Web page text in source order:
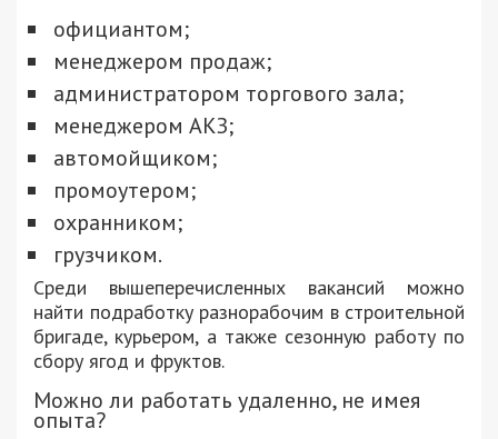
официантом;
менеджером продаж;
администратором торгового зала;
менеджером АКЗ;
автомойщиком;
промоутером;
охранником;
грузчиком.
Среди вышеперечисленных вакансий можно
найти подработку разнорабочим в строительной
бригаде, курьером, а также сезонную работу по
сбору ягод и фруктов.
Можно ли работать удаленно, не имея
опыта?